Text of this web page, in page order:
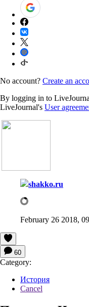
No account? Create an
By logging in to
LiveJournal's User
shakko.ru
February 26 2018,
60
Category:
История
Cancel